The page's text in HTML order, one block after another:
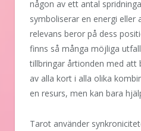
någon av ett antal
symboliserar en energi eller
relevans beror på dess
finns så många möjliga
tillbringar årtionden med att
av alla kort i alla olika
en resurs, men kan bara
Tarot använder